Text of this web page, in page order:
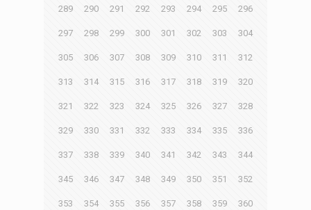
289 290 291 292 293 294 295 296
297 298 299 300 301 302 303 304
305 306 307 308 309 310 311 312
313 314 315 316 317 318 319 320
321 322 323 324 325 326 327 328
329 330 331 332 333 334 335 336
337 338 339 340 341 342 343 344
345 346 347 348 349 350 351 352
353 354 355 356 357 358 359 360